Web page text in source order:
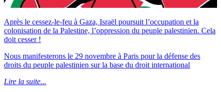
Après le cessez-le-feu à Gaza, Israël poursuit l’occupation et la
colonisation de la Palestine, l’oppression du peuple palestinien. Cela
doit cesser !
Nous manifesterons le 29 novembre à Paris pour la défense des
droits du peuple palestinien sur la base du droit international
Lire la suite...